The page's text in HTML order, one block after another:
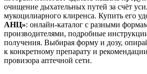
очищение дыхательных путей за счёт
мукоцилиарного клиренса. Купить его
АНЦ»: онлайн-каталог с разными
производителями, подробные
получения. Выбирая форму и дозу,
к конкретному препарату и
провизора аптечной сети.